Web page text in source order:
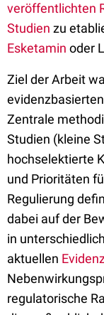
veröffentlichten
Studien zu
Esketamin oder
Ziel der Arbeit
Zentrale
Studien (kleine
hochselektierte
und Prioritäten
Regulierung
dabei auf der
in
aktuellen
regulatorische